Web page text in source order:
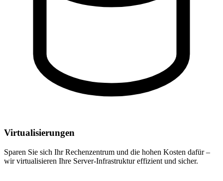
Virtualisierungen
Sparen Sie sich Ihr Rechenzentrum und die hohen Kosten dafür –
wir virtualisieren Ihre Server-Infrastruktur effizient und sicher.